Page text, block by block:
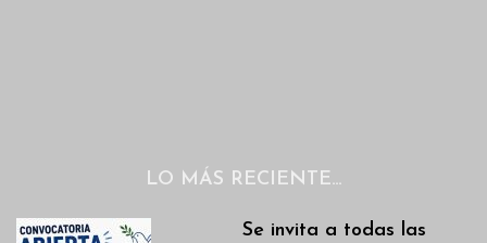
LO MÁS RECIENTE…
Se invita a todas las